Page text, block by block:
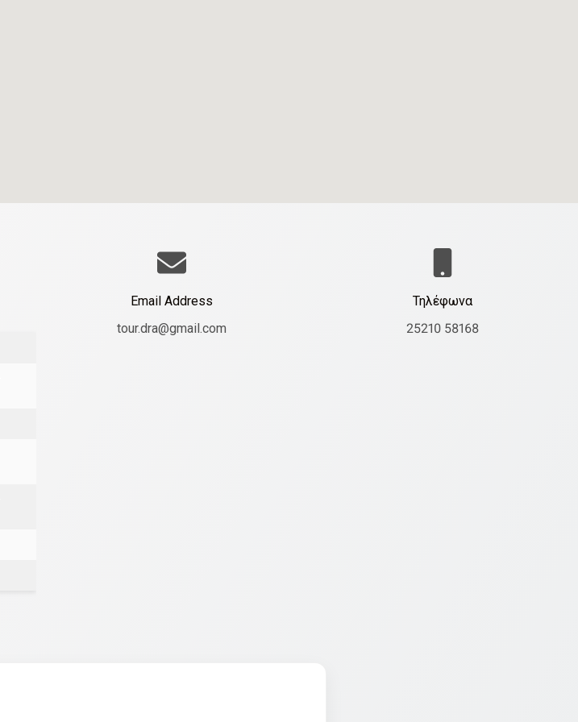
Email Address
tour.dra@gmail.com
Τηλέφωνα
25210 58168